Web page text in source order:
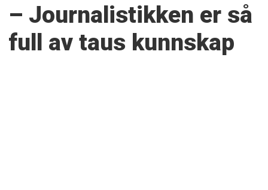
– Journalistikken er så
full av taus kunnskap